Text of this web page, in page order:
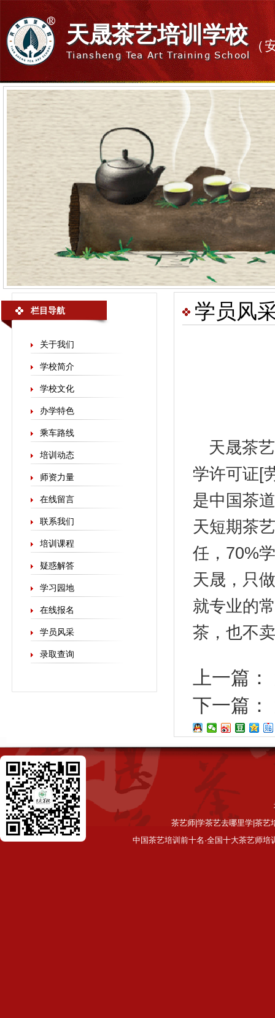
天晟茶艺培训学校
Tiansheng Tea Art Training School
（
栏目导航
关于我们
学校简介
学校文化
办学特色
乘车路线
培训动态
师资力量
在线留言
联系我们
培训课程
疑惑解答
学习园地
在线报名
学员风采
录取查询
学员风
天晟茶
学许可证[
是中国茶
天短期茶
任，70%
天晟，只
就专业的
茶，也不
上一篇：
下一篇：
茶艺师|学茶艺去哪里学|茶艺
中国茶艺培训前十名·全国十大茶艺师培